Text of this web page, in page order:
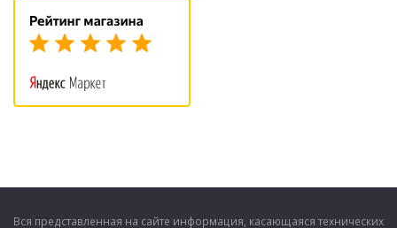
Вся представленная на сайте информация, касающаяся технических